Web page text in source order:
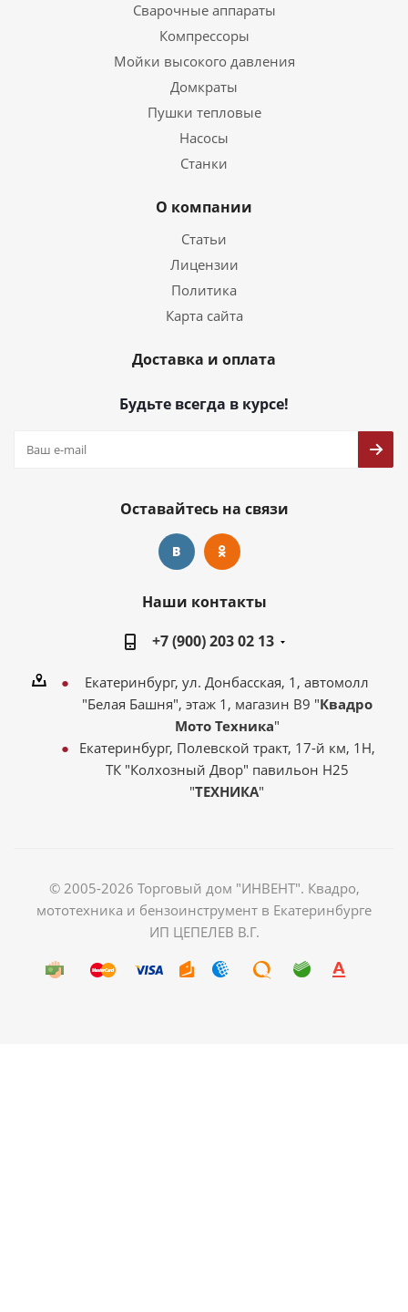
Сварочные аппараты
Компрессоры
Мойки высокого давления
Домкраты
Пушки тепловые
Насосы
Станки
О компании
Статьи
Лицензии
Политика
Карта сайта
Доставка и оплата
Будьте всегда в курсе!
Оставайтесь на связи
Наши контакты
+7 (900) 203 02 13
Екатеринбург, ул. Донбасская, 1, автомолл
"Белая Башня", этаж 1, магазин В9 "Квадро
Мото Техника"
Екатеринбург, Полевской тракт, 17-й км, 1Н,
ТК "Колхозный Двор" павильон Н25
"ТЕХНИКА"
© 2005-2026 Торговый дом "ИНВЕНТ". Квадро,
мототехника и бензоинструмент в Екатеринбурге
ИП ЦЕПЕЛЕВ В.Г.